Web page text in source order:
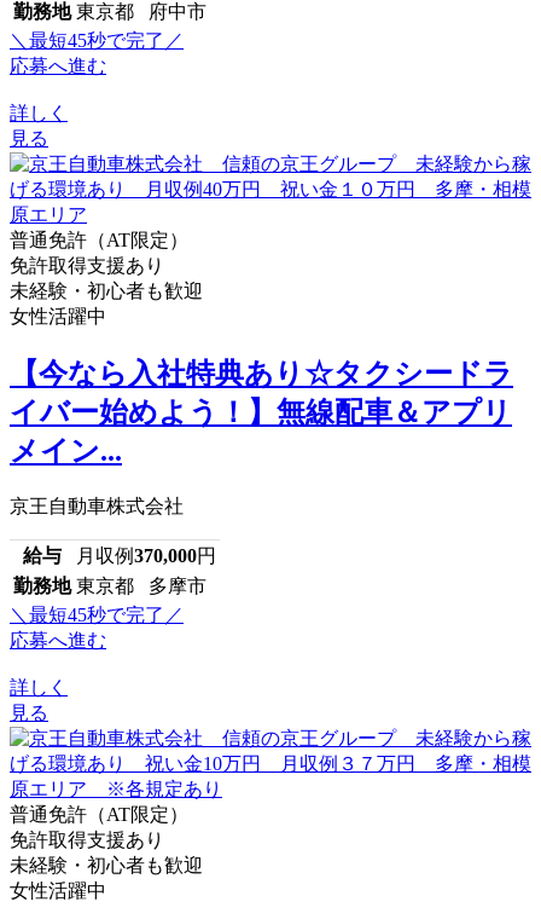
勤務地 東京都 府中市
＼最短45秒で完了／
応募へ進む
詳しく
見る
普通免許（AT限定）
免許取得支援あり
未経験・初心者も歓迎
女性活躍中
【今なら入社特典あり☆タクシードラ
イバー始めよう！】無線配車＆アプリ
メイン...
京王自動車株式会社
給与 月収例370,000円
勤務地 東京都 多摩市
＼最短45秒で完了／
応募へ進む
詳しく
見る
普通免許（AT限定）
免許取得支援あり
未経験・初心者も歓迎
女性活躍中